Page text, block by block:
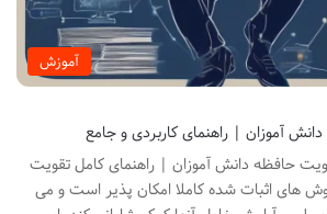
آموزش
حافظه دانش آموزان | راهنمای کامل تقویت
های اثبات شده کاملا امکان پذیر است و می